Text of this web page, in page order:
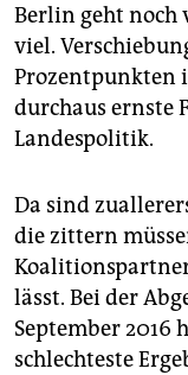
Berlin geht noch
viel.
Prozentpunkten
durchaus ernste
Landespolitik.
Da sind
die zittern
lässt. Bei der
September 2016
schlechteste